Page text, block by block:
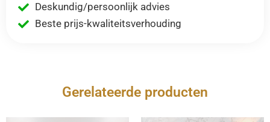
Deskundig/persoonlijk advies
Beste prijs-kwaliteitsverhouding
Gerelateerde producten